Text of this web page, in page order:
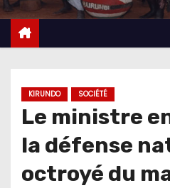
KIRUNDO SOCIÉTÉ
Le ministre
la défense
octroyé du